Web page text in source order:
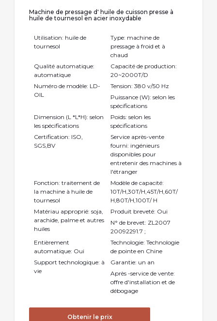
Machine de pressage d' huile de cuisson presse à
huile de tournesol en acier inoxydable
Utilisation: huile de
tournesol
Type: machine de
pressage à froid et à
chaud
Qualité automatique:
automatique
Capacité de production:
20~2000T/D
Numéro de modèle: LD-
OIL
Tension: 380 v/50 Hz
Puissance (W): selon les
spécifications
Dimension (L *L*H): selon
les spécifications
Poids: selon les
spécifications
Certification: ISO,
SGS,BV
Service après-vente
fourni: ingénieurs
disponibles pour
entretenir des machines à
l'étranger
Fonction: traitement de
la machine à huile de
tournesol
Modèle de capacité:
10T/H,30T/H,45T/H,60T/
H,80T/H,100T/ H
Matériau approprié: soja,
arachide, palme et autres
huiles
Produit breveté: Oui
N° de brevet: ZL2007
20092291.7 ;
Entièrement
automatique: Oui
Technologie: Technologie
de pointe en Chine
Support technologique: à
vie
Garantie: un an
Après -service de vente:
offre d'installation et de
débogage
Obtenir le prix